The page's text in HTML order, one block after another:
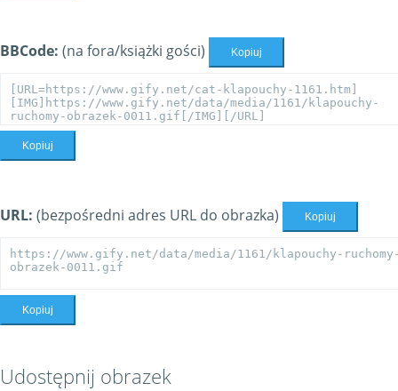
BBCode: (na fora/książki gości) Kopiuj
Kopiuj
URL: (bezpośredni adres URL do obrazka) Kopiuj
Kopiuj
Udostępnij obrazek